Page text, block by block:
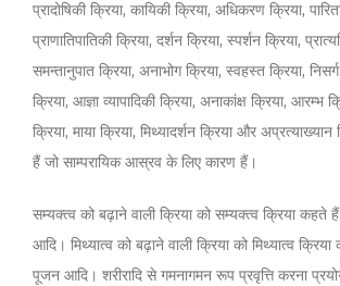
प्रादोषिकी क्रिया, कायिकी क्रिया, अधिकरण क्रिया,
प्राणातिपातिकी क्रिया, दर्शन क्रिया, स्पर्शन क्रिया,
समन्तानुपात क्रिया, अनाभोग क्रिया, स्वहस्त क्रिया,
क्रिया, आज्ञा व्यापादिकी क्रिया, अनाकांक्ष क्रिया, आरम्भ
क्रिया, माया क्रिया, मिथ्यादर्शन क्रिया और
हैं जो साम्परायिक आस्रव के लिए कारण हैं।
सम्यक्त्व को बढ़ाने वाली क्रिया को सम्यक्त्व क्रिया
आदि। मिथ्यात्व को बढ़ाने वाली क्रिया को मिथ्यात्व
पूजन आदि। शरीरादि से गमनागमन रूप प्रवृत्ति करना